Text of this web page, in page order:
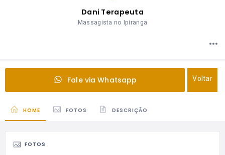
Dani Terapeuta
Massagista no Ipiranga
Fale via Whatsapp Voltar
HOME FOTOS DESCRIÇÃO
FOTOS